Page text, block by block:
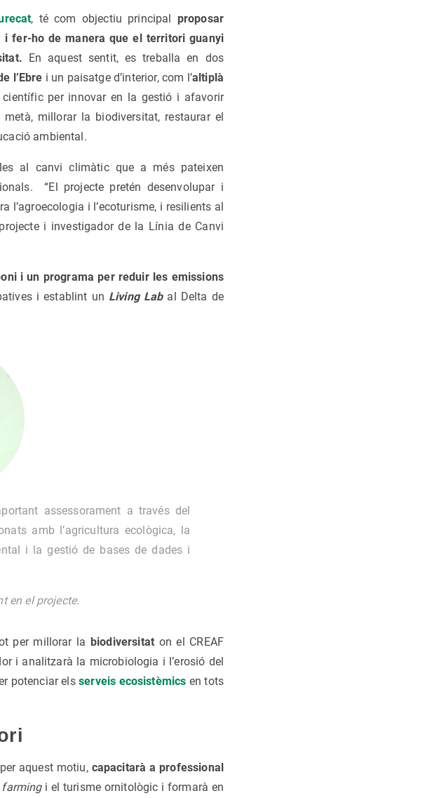
, té com objectiu principal proposar
i fer-ho de manera que el territori guanyi
En aquest sentit, es treballa en dos
l’Ebre i un paisatge d’interior, com l’altiplà
científic per innovar en la gestió i afavorir
millorar la biodiversitat, restaurar el
ambiental.
al canvi climàtic que a més pateixen
“El projecte pretén desenvolupar i
l’agroecologia i l’ecoturisme, i resilients al
i investigador de la Línia de Canvi
i un programa per reduir les emissions
i establint un Living Lab al Delta de
assessorament a través del
amb l’agricultura ecològica, la
i la gestió de bases de dades i
en el projecte.
per millorar la biodiversitat on el CREAF
i analitzarà la microbiologia i l’erosió del
potenciar elsserveis ecosistèmics en tots
aquest motiu, capacitarà a professional
farmingi el turisme ornitològic i formarà en